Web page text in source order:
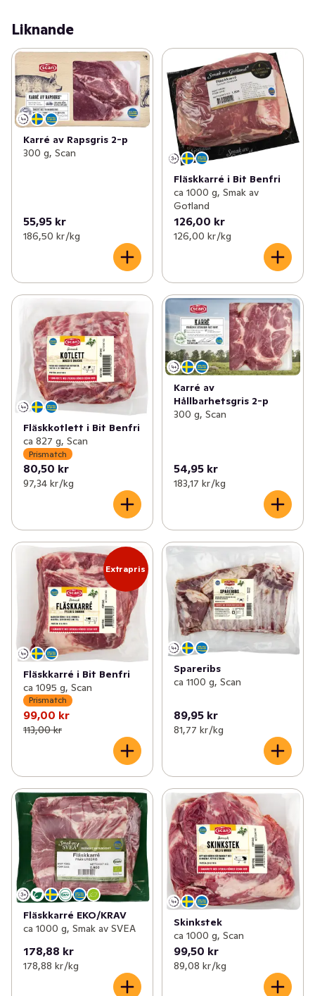
Rapsgrisen® är en unik innovation från Scan. Köttet från
Rapsgrisen® är märkbart saftigare, mörare och mer
smakrikt än vanligt griskött; tack vare en bättre
fettbalans med högre andel nyttiga, omättade fetter
som Omega 3.
Köttet kommer alltid från svenska gårdar.
Liknande
Karré av Rapsgris 2-p
300 g, Scan
55,95 kr
186,50 kr /kg
Fläskkarré i Bit Benfri
ca 1000 g, Smak av
Gotland
126,00 kr
126,00 kr /kg
Fläskkotlett i Bit Benfri
ca 827 g, Scan
Prismatch
80,50 kr
97,34 kr /kg
Karré av
Hållbarhetsgris 2-p
300 g, Scan
54,95 kr
183,17 kr /kg
Extrapris
Fläskkarré i Bit Benfri
ca 1095 g, Scan
Prismatch
99,00 kr
113,00 kr
Spareribs
ca 1100 g, Scan
89,95 kr
81,77 kr /kg
Fläskkarré EKO/KRAV
ca 1000 g, Smak av SVEA
178,88 kr
178,88 kr /kg
Skinkstek
ca 1000 g, Scan
99,50 kr
89,08 kr /kg